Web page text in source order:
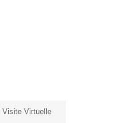
Visite Virtuelle